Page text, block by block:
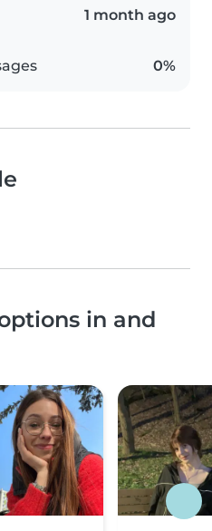
1 month ago
0%
in and